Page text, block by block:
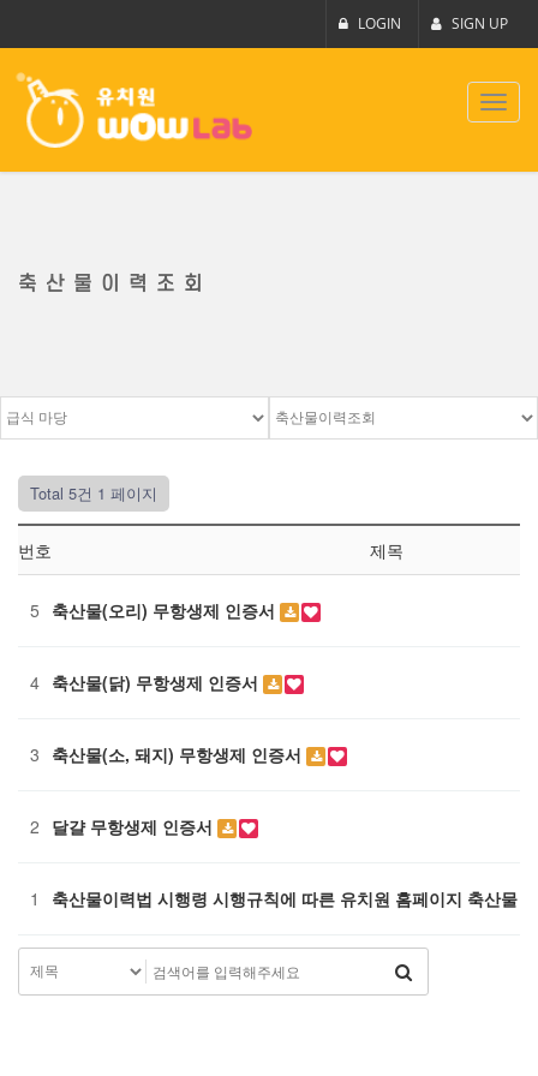
LOGIN SIGN UP
축산물이력조회
Total 5건 1 페이지
번호 제목
5 축산물(오리) 무항생제 인증서
4 축산물(닭) 무항생제 인증서
3 축산물(소, 돼지) 무항생제 인증서
2 달걀 무항생제 인증서
1 축산물이력법 시행령 시행규칙에 따른 유치원 홈페이지 축산물